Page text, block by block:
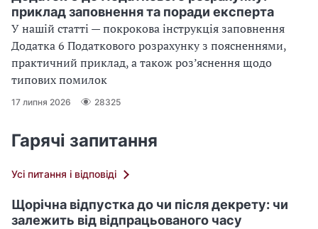
приклад заповнення та поради експерта
У нашій статті — покрокова інструкція заповнення
Додатка 6 Податкового розрахунку з поясненнями,
практичний приклад, а також роз’яснення щодо
типових помилок
17 липня 2026 28325
Гарячі запитання
Усі питання і відповіді
Щорічна відпустка до чи після декрету: чи
залежить від відпрацьованого часу